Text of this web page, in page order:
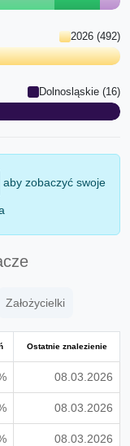
2026 (492)
Dolnosląskie (16)
aby zobaczyć swoje
Założycielki
Ostatnie znalezienie
08.03.2026
08.03.2026
08.03.2026